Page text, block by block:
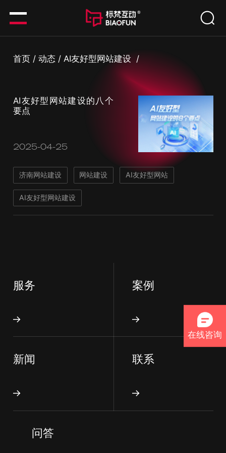
首页 /动态 / AI友好型网站建设 /
AI友好型网站建设的八个
要点
2025-04-25
济南网站建设 网站建设 AI友好型网站
AI友好型网站建设
服务 案例
新闻 联系
问答
在线咨询